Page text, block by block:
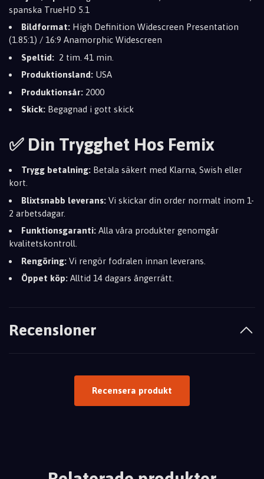
spanska TrueHD 5.1
Bildformat: High Definition Widescreen Presentation
(1.85:1) / 16:9 Anamorphic Widescreen
Speltid: 2 tim. 41 min.
Produktionsland: USA
Produktionsår: 2000
Skick: Begagnad i gott skick
✅ Din Trygghet Hos Femix
Trygg betalning: Betala säkert med Klarna, Swish eller
kort.
Blixtsnabb leverans: Vi skickar din order normalt inom 1-
2 arbetsdagar.
Funktionsgaranti: Alla våra produkter genomgår
kvalitetskontroll.
Rengöring: Vi rengör fodralen innan leverans.
Öppet köp: Alltid 14 dagars ångerrätt.
Recensioner
Recensera produkt